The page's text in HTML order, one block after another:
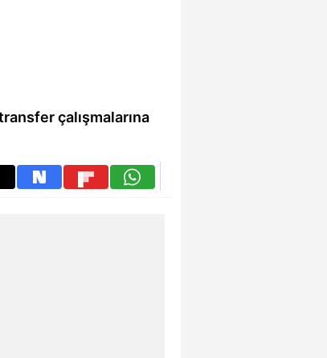
çalışmalarına